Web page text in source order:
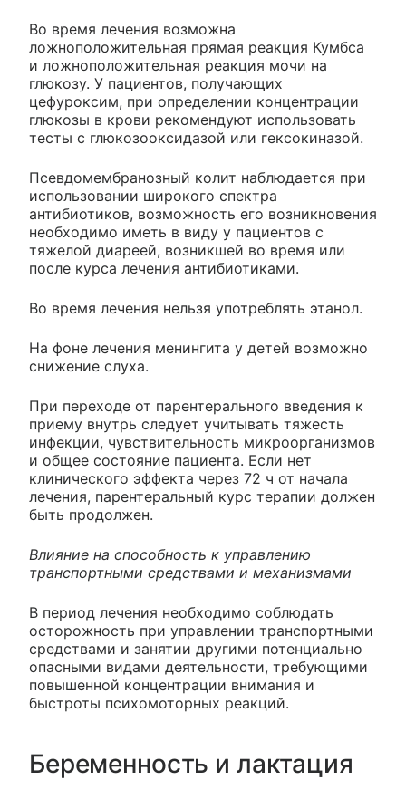
Во время лечения возможна
ложноположительная прямая реакция Кумбса
и ложноположительная реакция мочи на
глюкозу. У пациентов, получающих
цефуроксим, при определении концентрации
глюкозы в крови рекомендуют использовать
тесты с глюкозооксидазой или гексокиназой.
Псевдомембранозный колит наблюдается при
использовании широкого спектра
антибиотиков, возможность его возникновения
необходимо иметь в виду у пациентов с
тяжелой диареей, возникшей во время или
после курса лечения антибиотиками.
Во время лечения нельзя употреблять этанол.
На фоне лечения менингита у детей возможно
снижение слуха.
При переходе от парентерального введения к
приему внутрь следует учитывать тяжесть
инфекции, чувствительность микроорганизмов
и общее состояние пациента. Если нет
клинического эффекта через 72 ч от начала
лечения, парентеральный курс терапии должен
быть продолжен.
Влияние на способность к управлению
транспортными средствами и механизмами
В период лечения необходимо соблюдать
осторожность при управлении транспортными
средствами и занятии другими потенциально
опасными видами деятельности, требующими
повышенной концентрации внимания и
быстроты психомоторных реакций.
Беременность и лактация